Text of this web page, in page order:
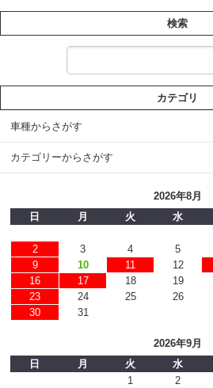
検索
カテゴリ
車種からさがす
カテゴリーからさがす
2026年8月
日
月 火 水
2
3 4 5
9
10 11 12
16
17 18 19
23
24 25 26
30
31
2026年9月
日
月 火 水
1
2